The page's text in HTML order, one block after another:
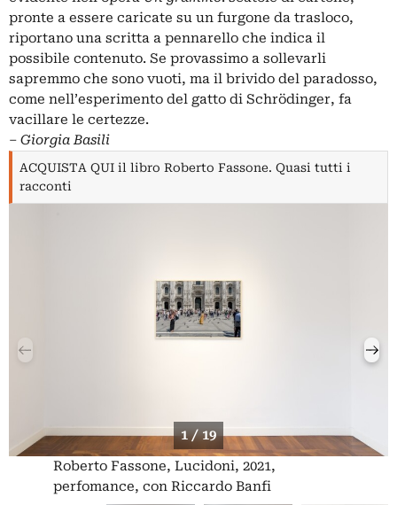
pronte a essere caricate su un furgone da trasloco,
riportano una scritta a pennarello che indica il
possibile contenuto. Se provassimo a sollevarli
sapremmo che sono vuoti, ma il brivido del paradosso,
come nell’esperimento del gatto di Schrödinger, fa
vacillare le certezze.
‒ Giorgia Basili
ACQUISTA QUI il libro Roberto Fassone. Quasi tutti i
racconti
1 / 19
Roberto Fassone, Lucidoni, 2021,
perfomance, con Riccardo Banfi